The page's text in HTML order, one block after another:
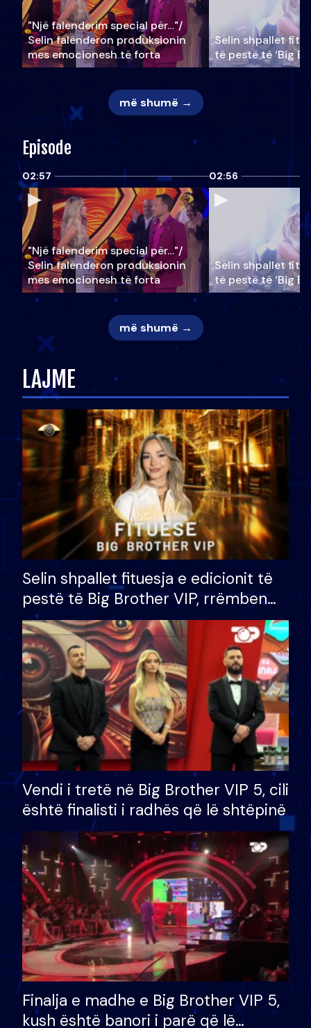
"Një falenderim special për…"/
Selin falënderon produksionin
mes emocionesh të forta
Selin shpallet
të pestë të ‘Big
më shumë →
Episode
02:57
"Një falenderim special për…"/
Selin falënderon produksionin
mes emocionesh të forta
02:56
Selin shpallet
të pestë të ‘Big
më shumë →
LAJME
Selin shpallet fituesja e edicionit të
pestë të Big Brother VIP, rrëmben
çmimin e madh prej 100 mijë eurosh
Vendi i tretë në Big Brother VIP 5, cili
është finalisti i radhës që lë shtëpinë
Finalja e madhe e Big Brother VIP 5,
kush është banori i parë që lë